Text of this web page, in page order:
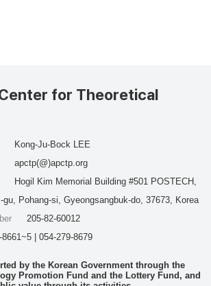
for Theoretical
Kong-Ju-Bock LEE
apctp(@)apctp.org
Hogil Kim Memorial Building #501 POSTECH,
gu, Pohang-si, Gyeongsangbuk-do, 37673, Korea
205-82-60012
8661~5 | 054-279-8679
by the Korean Government through the
Promotion Fund and the Lottery Fund, and